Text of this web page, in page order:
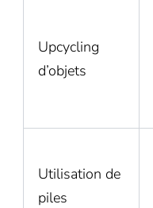
Upcycling
d’objets
Utilisation de
piles